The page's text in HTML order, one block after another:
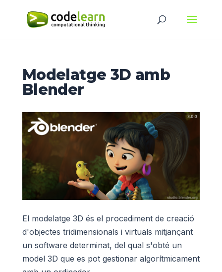
Modelatge 3D amb
Blender
El modelatge 3D és el procediment de creació
d'objectes tridimensionals i virtuals mitjançant
un software determinat, del qual s'obté un
model 3D que es pot gestionar algorítmicament